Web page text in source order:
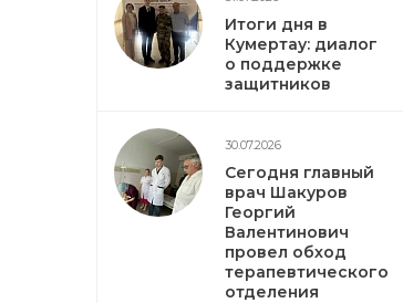
Итоги дня в
Кумертау: диалог
о поддержке
защитников
30.07.2026
Сегодня главный
врач Шакуров
Георгий
Валентинович
провел обход
терапевтического
отделения